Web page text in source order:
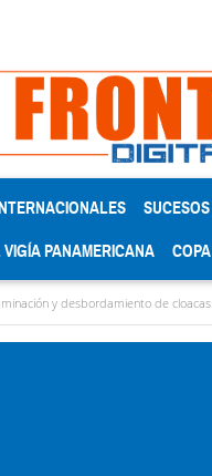
SUCESOS
VIGÍA PANAMERICANA
de cloacas afecta a vecinos